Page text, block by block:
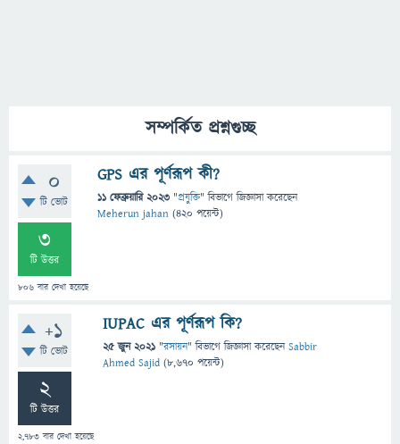
সম্পর্কিত প্রশ্নগুচ্ছ
0
টি ভোট
3
টি উত্তর
806 বার দেখা হয়েছে
GPS এর পূর্ণরূপ কী?
11 ফেব্রুয়ারি 2023 "প্রযুক্তি" বিভাগে জিজ্ঞাসাকরেছেন
Meherun jahan (420 পয়েন্ট)
+1
টি ভোট
2
টি উত্তর
2,783 বার দেখা হয়েছে
IUPAC এর পূর্ণরূপ কি?
25 জুন 2021 "রসায়ন" বিভাগে জিজ্ঞাসাকরেছেনSabbir
Ahmed Sajid (8,670 পয়েন্ট)